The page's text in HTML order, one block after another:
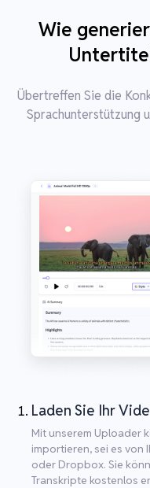
Wie
Übertreffen Sie die
Sprachunterstützung
Laden Sie Ihr
Mit unserem Uploader
importieren, sei es von
oder Dropbox. Sie
Transkripte kostenlos